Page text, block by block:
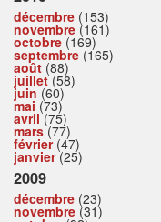
décembre (153)
novembre (161)
octobre (169)
septembre (165)
août (88)
juillet(58)
juin (60)
mai (73)
avril(75)
mars(77)
février(47)
janvier(25)
2009
décembre (23)
novembre (31)